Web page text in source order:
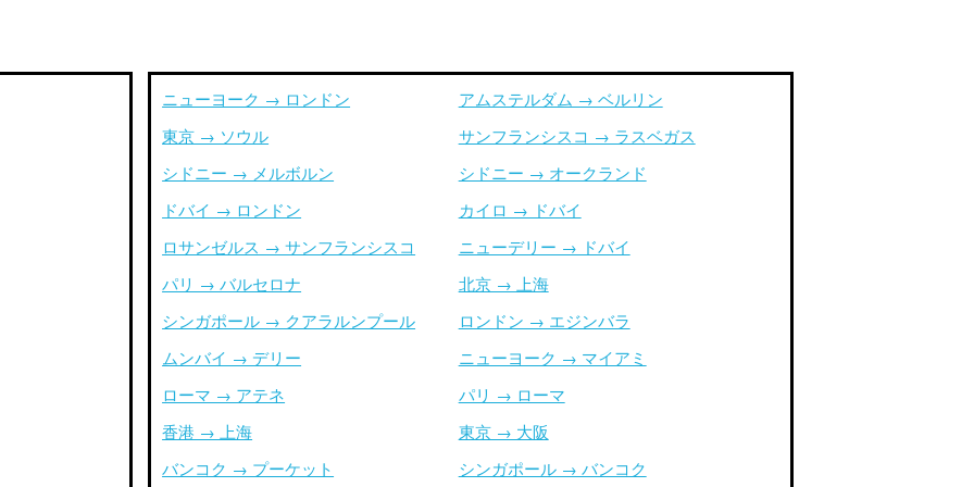
ニューヨーク → ロンドン
東京 → ソウル
シドニー → メルボルン
ドバイ → ロンドン
ロサンゼルス → サンフランシスコ
パリ → バルセロナ
シンガポール → クアラルンプール
ムンバイ → デリー
ローマ → アテネ
香港 → 上海
バンコク → プーケット
アムステルダム → ベルリン
サンフランシスコ → ラスベガス
シドニー → オークランド
カイロ → ドバイ
ニューデリー → ドバイ
北京 → 上海
ロンドン → エジンバラ
ニューヨーク → マイアミ
パリ → ローマ
東京 → 大阪
シンガポール → バンコク